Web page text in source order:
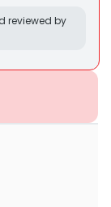
reviewed by